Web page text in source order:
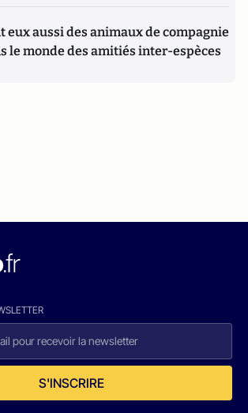
eux aussi des animaux de compagnie
le monde des amitiés inter-espèces
S'INSCRIRE